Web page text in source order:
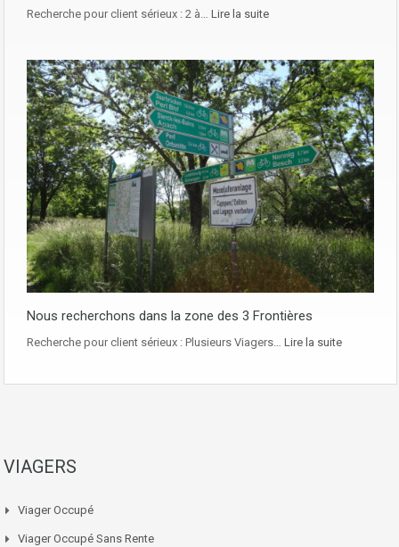
Recherche pour client sérieux : 2 à… Lire la suite
Nous recherchons dans la zone des 3 Frontières
Recherche pour client sérieux : Plusieurs Viagers… Lire la suite
VIAGERS
Viager Occupé
Viager Occupé Sans Rente